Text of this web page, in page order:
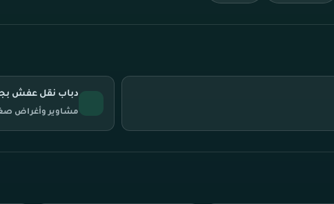
دباب نقل عفش
مشاوير وأغراض